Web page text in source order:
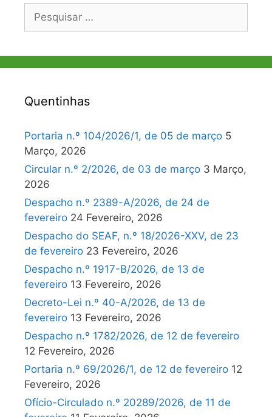
Pesquisar
Quentinhas
Portaria n.º 104/2026/1, de 05 de março 5
Março, 2026
Circular n.º 2/2026, de 03 de março 3 Março,
2026
Despacho n.º 2389-A/2026, de 24 de
fevereiro 24 Fevereiro, 2026
Despacho do SEAF, n.º 18/2026-XXV, de 23
de fevereiro 23 Fevereiro, 2026
Despacho n.º 1917-B/2026, de 13 de
fevereiro 13 Fevereiro, 2026
Decreto-Lei n.º 40-A/2026, de 13 de
fevereiro 13 Fevereiro, 2026
Despacho n.º 1782/2026, de 12 de fevereiro
12 Fevereiro, 2026
Portaria n.º 69/2026/1, de 12 de fevereiro 12
Fevereiro, 2026
Ofício-Circulado n.º 20289/2026, de 11 de